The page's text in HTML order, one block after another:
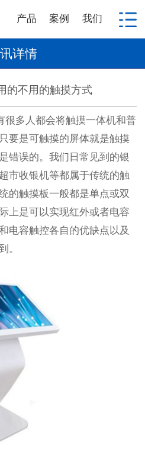
产品 案例 我们
详情
的不用的触摸方式
很多人都会将触摸一体机和普
要是可触摸的屏体就是触摸
错误的。我们日常见到的银
市收银机等都属于传统的触
的触摸板一般都是单点或双
上是可以实现红外或者电容
电容触控各自的优缺点以及
。